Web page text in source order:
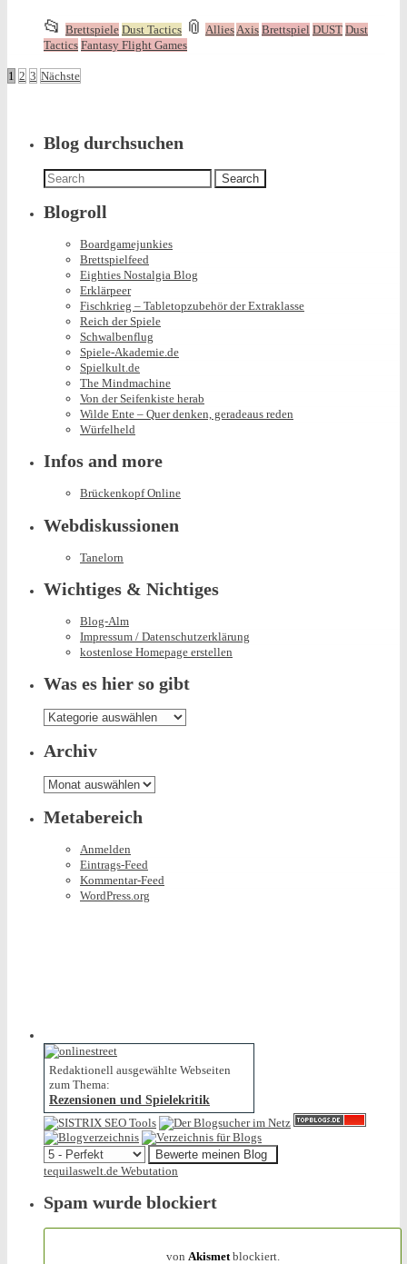
📂 This
entry
was
Brettspiele Dust Tactics 📎 and
AlliesAxis Brettspiel DUST Dust
Tactics Fantasy Flight Games
Beitragsnavigation
1 2 3 Nächste
Blog durchsuchen
Search
for:
Blogroll
Boardgamejunkies
Brettspielfeed
Eighties Nostalgia Blog
Erklärpeer
Fischkrieg – Tabletopzubehör der Extraklasse
Reich der Spiele
Schwalbenflug
Spiele-Akademie.de
Spielkult.de
The Mindmachine
Von der Seifenkiste herab
Wilde Ente – Quer denken, geradeaus reden
Würfelheld
Infos and more
Brückenkopf Online
Webdiskussionen
Tanelorn
Wichtiges & Nichtiges
Blog-Alm
Impressum / Datenschutzerklärung
kostenlose Homepage erstellen
Was es hier so gibt
Was
es
hier
so
gibt
Archiv
Archiv
Metabereich
Anmelden
Eintrags-Feed
Kommentar-Feed
WordPress.org
Redaktionell ausgewählte Webseiten
zum Thema:
Rezensionen und Spielekritik
tequilaswelt.de Webutation
Spam wurde blockiert
von Akismetblockiert.